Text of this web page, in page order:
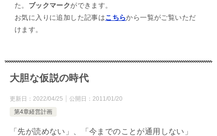
た。 ブックマークができます。
お気に入りに追加した記事はこちらから一覧がご覧いただ
けます。
大胆な仮説の時代
更新日： 2022/04/25 公開日： 2011/01/20
第4章経営計画
「先が読めない」、「今までのことが通用しない」